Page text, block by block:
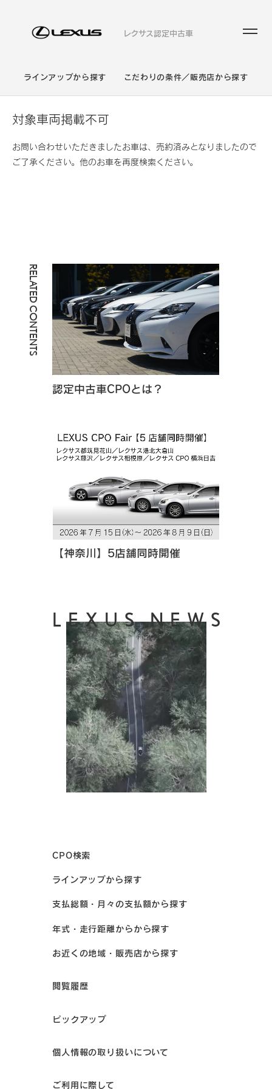
レクサス認定中古車
ラインアップから探す こだわりの条件／販売店から探す
対象車両掲載不可
お問い合わせいただきましたお車は、売約済みとなりましたので
ご了承ください。他のお車を再度検索ください。
RELATED CONTENTS
認定中古車CPOとは？
【神奈川】5店舗同時開催
LEXUS NEWS
CPO検索
ラインアップから探す
支払総額・月々の支払額から探す
年式・走行距離からから探す
お近くの地域・販売店から探す
閲覧履歴
ピックアップ
個人情報の取り扱いについて
ご利用に際して